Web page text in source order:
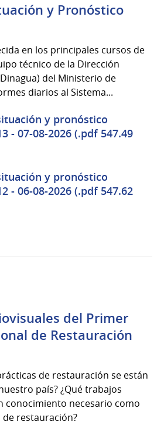
y Pronóstico
en los principales cursos de
técnico de la Dirección
del Ministerio de
diarios al Sistema...
y pronóstico
- 07-08-2026 (.pdf 547.49
y pronóstico
- 06-08-2026 (.pdf 547.62
del Primer
de Restauración
de restauración se están
país? ¿Qué trabajos
conocimiento necesario como
restauración?